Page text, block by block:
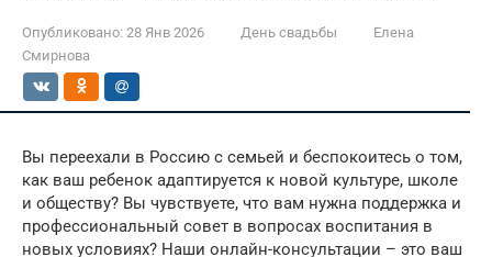
Опубликовано: 28 Янв 2026 День свадьбы
Елена
Смирнова
Вы переехали в Россию с семьей и беспокоитесь о том,
как ваш ребенок адаптируется к новой культуре, школе
и обществу? Вы чувствуете, что вам нужна поддержка и
профессиональный совет в вопросах воспитания в
новых условиях? Наши онлайн-консультации – это ваш